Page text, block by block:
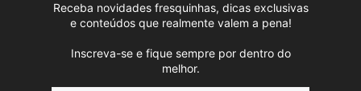
Receba novidades fresquinhas, dicas exclusivas
e conteúdos que realmente valem a pena!
Inscreva-se e fique sempre por dentro do
melhor.